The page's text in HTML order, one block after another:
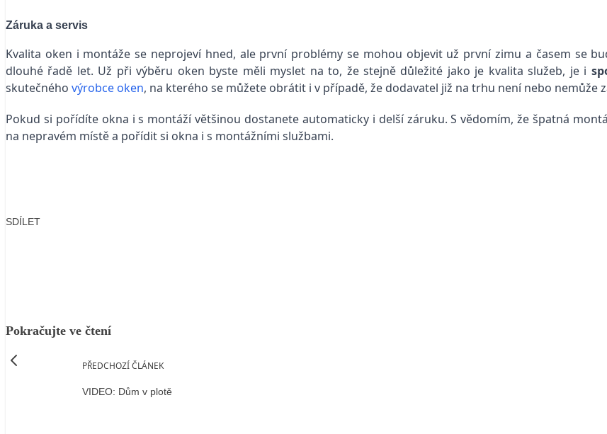
Záruka a servis
Kvalita oken i montáže se neprojeví hned, ale první problémy se mohou objevit už první zimu a časem se
dlouhé řadě let. Už při výběru oken byste měli myslet na to, že stejně důležité jako je kvalita služeb, je i
skutečného výrobce oken, na kterého se můžete obrátit i v případě, že dodavatel již na trhu není nebo nemůže
Pokud si pořídíte okna i s montáží většinou dostanete automaticky i delší záruku. S vědomím, že špatná
na nepravém místě a pořídit si okna i s montážními službami.
SDÍLET
Pokračujte ve čtení
PŘEDCHOZÍ ČLÁNEK
VIDEO: Dům v plotě